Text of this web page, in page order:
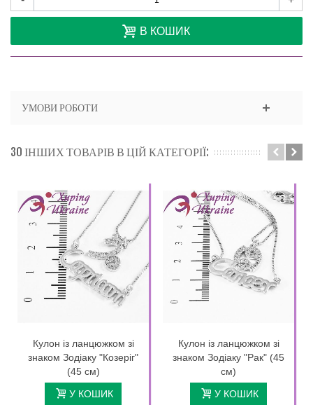
В КОШИК
УМОВИ РОБОТИ
30 ІНШИХ ТОВАРІВ В ЦІЙ КАТЕГОРІЇ:
Кулон із ланцюжком зі
знаком Зодіаку "Козеріг"
(45 см)
У КОШИК
Кулон із ланцюжком зі
знаком Зодіаку "Рак" (45
см)
У КОШИК